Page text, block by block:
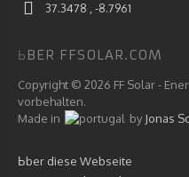
37.3478 , -8.7961
ЬBER FFSOLAR.COM
Copyright © 2026 FF Solar -
vorbehalten.
Made in
by Jonas
Ьber diese Webseite